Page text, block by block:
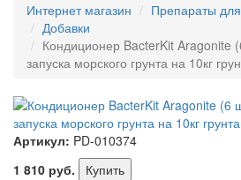
Интернет магазин
Препараты
Добавки
Кондиционер BacterKit Aragonite
запуска морского грунта на 10кг
Артикул: PD-010374
1 810 руб.
Купить